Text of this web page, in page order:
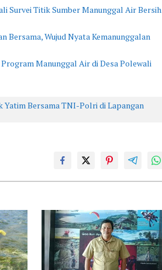
Survei Titik Sumber Manunggal Air Bersih
Bersama, Wujud Nyata Kemanunggalan
Manunggal Air di Desa Polewali
Yatim Bersama TNI-Polri di Lapangan